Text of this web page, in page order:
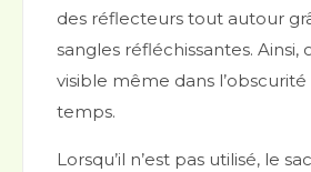
des réflecteurs tout autour
sangles réfléchissantes. Ainsi,
visible même dans
temps.
Lorsqu’il n’est pas utilisé, le